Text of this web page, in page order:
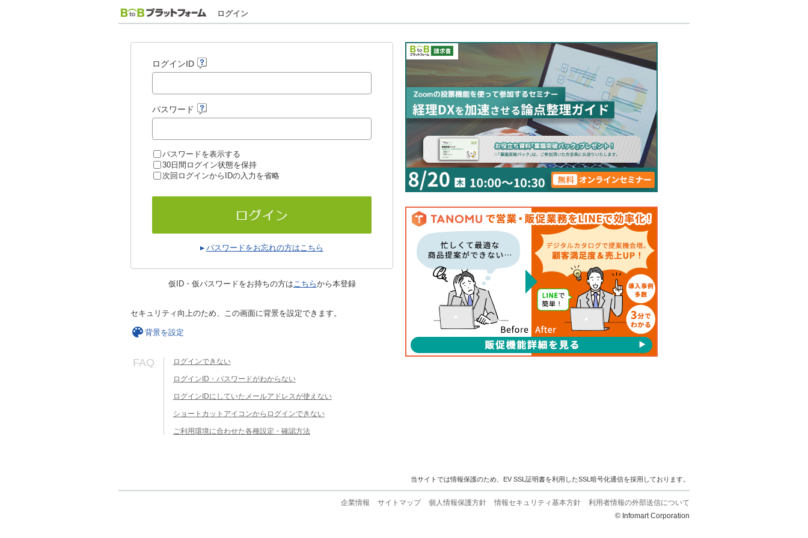
ログイン
ログインID
パスワード
パスワードを表示する
30日間ログイン状態を保持
次回ログインからIDの入力を省略
パスワードをお忘れの方はこちら
仮ID・仮パスワードをお持ちの方はこちらから本登録
セキュリティ向上のため、この画面に背景を設定できます。
背景を設定
FAQ ログインできない
ログインID・パスワードがわからない
ログインIDにしていたメールアドレスが使えない
ショートカットアイコンからログインできない
ご利用環境に合わせた各種設定・確認方法
当サイトでは情報保護のため、EV SSL証明書を利用したSSL暗号化通信を採用しております。
企業情報 サイトマップ 個人情報保護方針 情報セキュリティ基本方針
利用者情報の外部送信について
© Infomart Corporation